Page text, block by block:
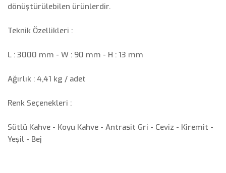
dönüştürülebilen ürünlerdir.
Teknik Özellikleri :
L : 3000 mm - W : 90 mm - H : 13 mm
Ağırlık : 4,41 kg / adet
Renk Seçenekleri :
Sütlü Kahve - Koyu Kahve - Antrasit Gri - Ceviz - Kiremit -
Yeşil - Bej